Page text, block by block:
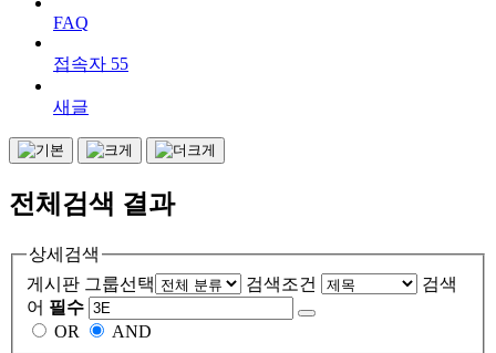
FAQ
접속자 55
새글
전체검색 결과
상세검색
게시판 그룹선택
검색조건
검색
어 필수
OR
AND